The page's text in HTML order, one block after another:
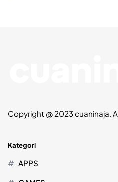
Copyright @ 2023 cuaninaja.
Kategori
APPS